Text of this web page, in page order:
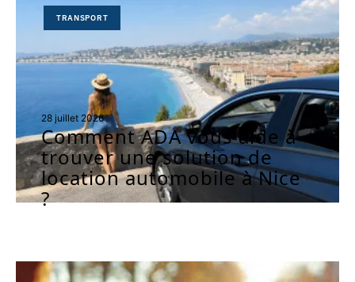
TRANSPORT
28 juillet 2026
Comment ADA vous aide à
trouver une solution de
location automobile à Nice
?